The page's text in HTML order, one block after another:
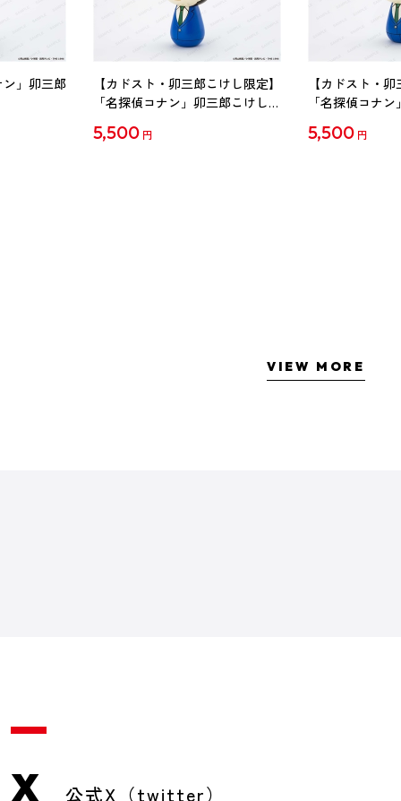
」卯三郎
【カドスト・卯三郎こけし限定】
「名探偵コナン」卯三郎こけし
5,500 円
【カドスト・
「名探偵コナ
5,500 円
VIEW MORE
X 公式X（twitter）